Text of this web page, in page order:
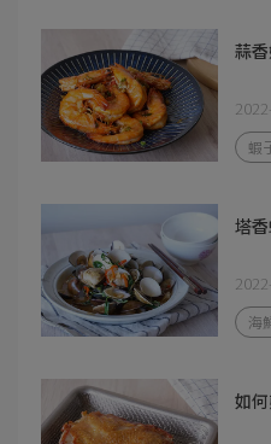
蒜
蝦
塔
海
如